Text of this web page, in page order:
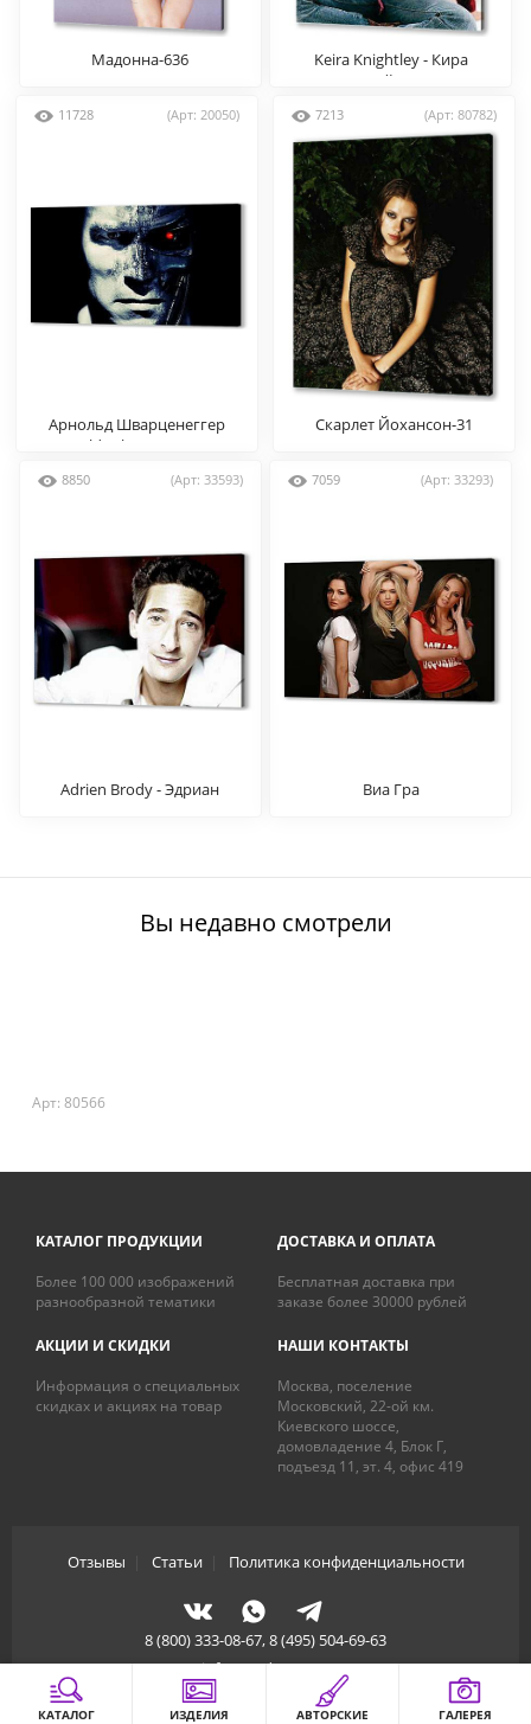
КАТАЛОГ ИЗДЕЛИЯ АВТОРСКИЕ ГАЛЕРЕЯ
Мадонна-636
Keira Knightley - Кира
Найтли
11728 (Арт: 20050)
Арнольд Шварценеггер
(Arnold Schwarzenegger)
7213 (Арт: 80782)
Скарлет Йохансон-31
8850 (Арт: 33593)
Adrien Brody - Эдриан
7059 (Арт: 33293)
Виа Гра
Вы недавно смотрели
Арт: 80566
КАТАЛОГ ПРОДУКЦИИ
Более 100 000 изображений
разнообразной тематики
ДОСТАВКА И ОПЛАТА
Бесплатная доставка при
заказе более 30000 рублей
АКЦИИ И СКИДКИ
Информация о специальных
скидках и акциях на товар
НАШИ КОНТАКТЫ
Москва, поселение
Московский, 22-ой км.
Киевского шоссе,
домовладение 4, Блок Г,
подъезд 11, эт. 4, офис 419
Отзывы Статьи| Политика конфиденциальности
8 (800) 333-08-67, 8 (495) 504-69-63
info@artdecory.ru